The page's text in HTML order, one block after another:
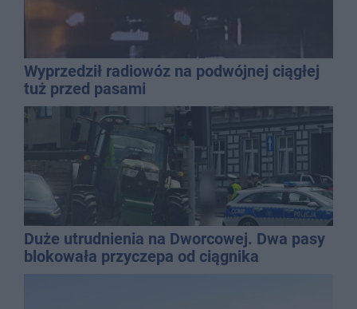
Wyprzedził radiowóz na podwójnej ciągłej
tuż przed pasami
Duże utrudnienia na Dworcowej. Dwa pasy
blokowała przyczepa od ciągnika